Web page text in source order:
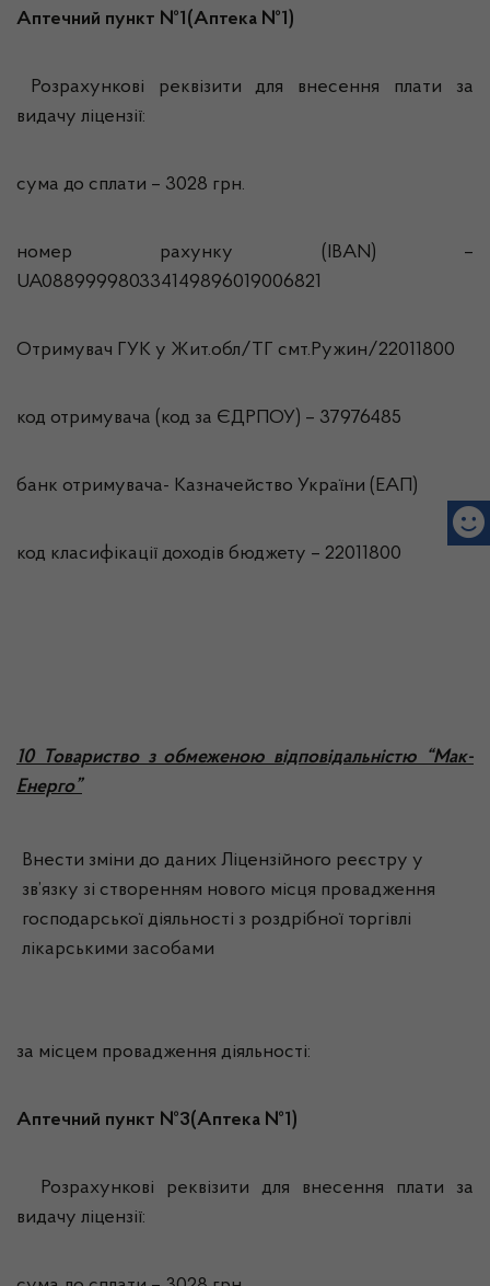
Аптечний пункт №1(Аптека №1)
Розрахункові реквізити для внесення плати за
видачу ліцензії:
сума до сплати – 3028 грн.
номер рахунку (IBAN) –
UA088999980334149896019006821
Отримувач ГУК у Жит.обл/ТГ смт.Ружин/22011800
код отримувача (код за ЄДРПОУ) – 37976485
банк отримувача- Казначейство України (ЕАП)
код класифікації доходів бюджету – 22011800
10 Товариство з обмеженою відповідальністю “Мак-
Енерго”
Внести зміни до даних Ліцензійного реєстру у
зв’язку зі створенням нового місця провадження
господарської діяльності з роздрібної торгівлі
лікарськими засобами
за місцем провадження діяльності:
Аптечний пункт №3(Аптека №1)
Розрахункові реквізити для внесення плати за
видачу ліцензії: